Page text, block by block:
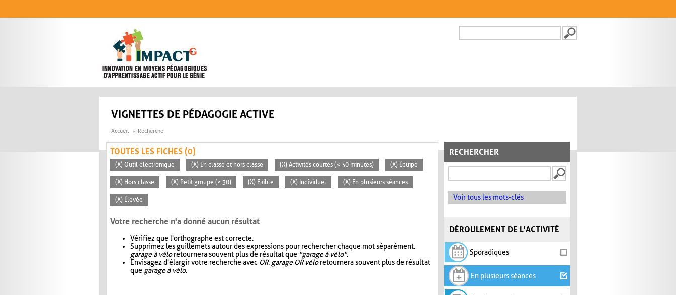
FORMULAIRE DE
VIGNETTES DE PÉDAGOGIE ACTIVE
Accueil Recherche
RECHERCHER
Voir tous les mots-clés
DÉROULEMENT DE L'ACTIVITÉ
Sporadiques
En plusieurs séances
TOUTES LES FICHES (0)
(X) Outil électronique (X) En classe et hors classe (X) Activités courtes (< 30 minutes) (X) Équipe
(X) Hors classe (X) Petit groupe (< 30) (X) Faible (X) Individuel (X) En plusieurs séances
(X) Élevée
Votre recherche n'a donné aucun résultat
Vérifiez que l'orthographe est correcte.
Supprimez les guillemets autour des expressions pour rechercher chaque mot séparément.
garage à véloretournera souvent plus de résultat que "garage à vélo".
Envisagez d'élargir votre recherche avec OR. garage OR véloretournera souvent plus de résultat
que garage à vélo.